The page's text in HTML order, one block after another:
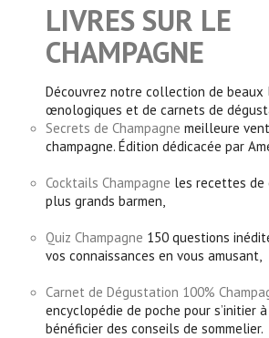
LIVRES SUR LE
CHAMPAGNE
Découvrez notre collection de beaux
œnologiques et de carnets de
Secrets de Champagne meilleure
champagne. Édition dédicacée par
Cocktails Champagne les recettes de
plus grands barmen,
Quiz Champagne 150 questions
vos connaissances en vous amusant,
Carnet de Dégustation 100%
encyclopédie de poche pour s’initier
bénéficier des conseils de sommelier.